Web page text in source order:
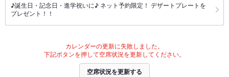
♪誕生日・記念日・進学祝いに♪ ネット予約限定！ デザートプレートを
プレゼント！！
カレンダーの更新に失敗しました。
下記ボタンを押して空席状況を更新してください。
空席状況を更新する